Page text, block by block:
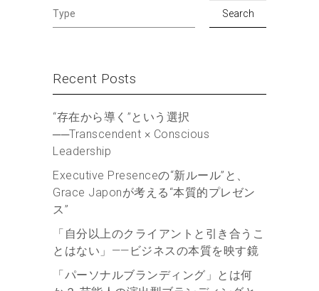
Recent Posts
“存在から導く”という選択
──Transcendent × Conscious
Leadership
Executive Presenceの“新ルール”と、
Grace Japonが考える“本質的プレゼン
ス”
「自分以上のクライアントと引き合うこ
とはない」——ビジネスの本質を映す鏡
「パーソナルブランディング」とは何